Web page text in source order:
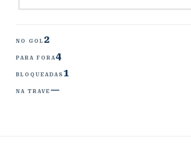
NO GOL 2
PARA FORA4
BLOQUEADAS 1
NA TRAVE —